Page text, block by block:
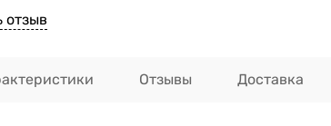
отзыв
Отзывы Доставка